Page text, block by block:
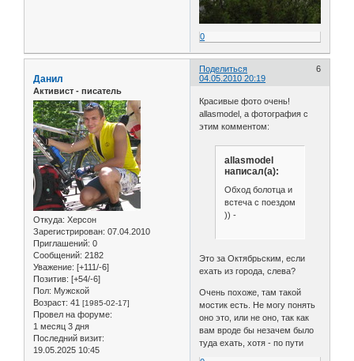
0
Поделиться
6
04.05.2010 20:19
Данил
Активист - писатель
Откуда: Херсон
Зарегистрирован: 07.04.2010
Приглашений: 0
Сообщений: 2182
Уважение: [+111/-6]
Позитив: [+54/-6]
Пол: Мужской
Возраст: 41 [1985-02-17]
Провел на форуме:
1 месяц 3 дня
Последний визит:
19.05.2025 10:45
Красивые фото очень!
allasmodel, а фотография с
этим комментом:
allasmodel
написал(а):
Обход болотца и
встеча с поездом
)) -
Это за Октябрьским, если
ехать из города, слева?
Очень похоже, там такой
мостик есть. Не могу понять
оно это, или не оно, так как
вам вроде бы незачем было
туда ехать, хотя - по пути